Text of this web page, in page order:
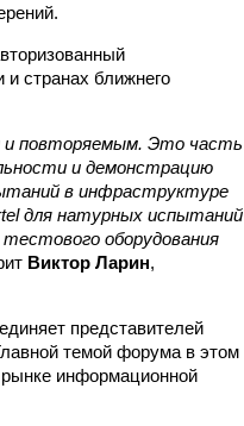
странах ближнего
и повторяемым. Это часть
и демонстрацию
в инфраструктуре
для натурных испытаний
оборудования
Виктор Ларин,
представителей
темой форума в этом
рынке информационной